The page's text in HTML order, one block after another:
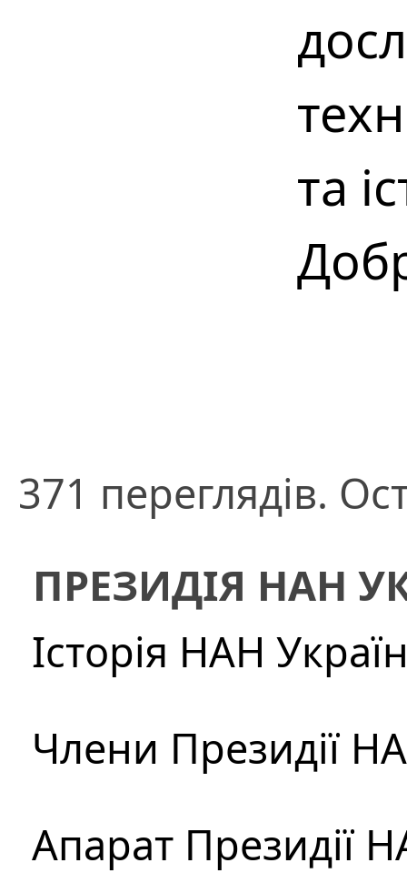
та
371 переглядів.
ПРЕЗИДІЯ НАН
Історія НАН
Члени Президії
Апарат Президії